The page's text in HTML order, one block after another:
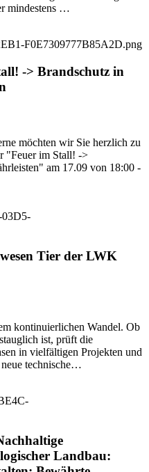
mindestens …
-> Brandschutz in
möchten wir Sie herzlich zu
"Feuer im Stall! ->
am 17.09 von 18:00 -
Tier der LWK
kontinuierlichen Wandel. Ob
ist, prüft die
in vielfältigen Projekten und
technische…
Landbau: